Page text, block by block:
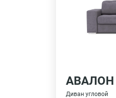
АВАЛОН
Диван угловой